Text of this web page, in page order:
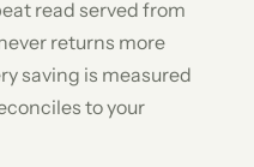
read served from
returns more
saving is measured
to your